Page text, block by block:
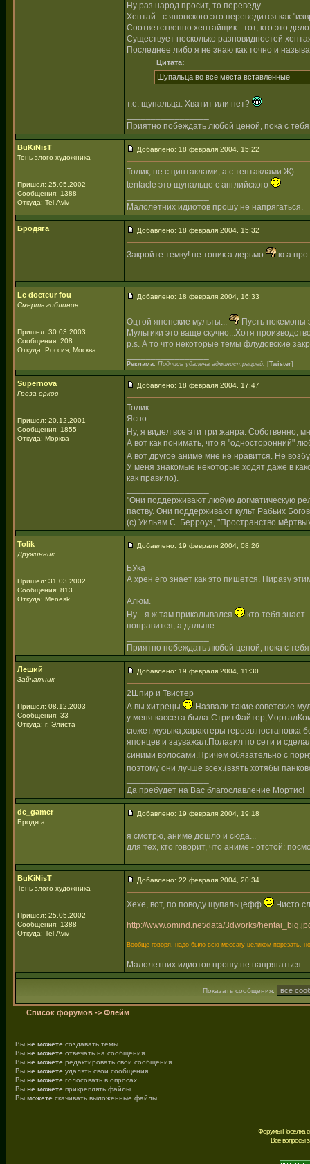
Ну раз народ просит, то переведу.
Хентай - с японского это переводится как
Соответственно хентайщик - тот, кто это
Существует несколько разновидностей
Последнее либо я не знаю как точно и
Цитата:
Шупальца во все места вставленные
т.е. щупальца. Хватит или нет?
Приятно побеждать любой ценой, пока с
BuKiNisT
Тень злого художника
Пришел: 25.05.2002
Сообщения: 1388
Откуда: Tel-Aviv
Добавлено: 18 февраля 2004, 15:22
Толик, не с цинтаклами, а с тентаклами Ж)
tentacle это щупальце с английского
Малолетних идиотов прошу не напрягаться.
Бродяга Добавлено: 18 февраля 2004, 15:32
Закройте темку! не топик а дерьмо ю а про
Le docteur fou
Смерть гоблинов
Пришел: 30.03.2003
Сообщения: 208
Откуда: Россия, Москва
Добавлено: 18 февраля 2004, 16:33
Оцтой японские мульты...
Пусть покемоны
Мультики это ваще скучно...Хотя
p.s. А то что некоторые темы флудовские
Реклама. Подпись удалена администрацией. [Twister]
Supernova
Гроза орков
Пришел: 20.12.2001
Сообщения: 1855
Откуда: Морква
Добавлено: 18 февраля 2004, 17:47
Толик
Ясно.
Ну, я видел все эти три жанра. Собственно,
А вот как понимать, что я "односторонний"
А вот другое аниме мне не нравится. Не
У меня знакомые некоторые ходят даже в
как правило).
"Они поддерживают любую догматическую
паству. Они поддерживают культ Рабьих
(с) Уильям С. Берроуз, "Пространство
Tolik
Дружинник
Пришел: 31.03.2002
Сообщения: 813
Откуда: Menesk
Добавлено: 19 февраля 2004, 08:26
БУка
А хрен его знает как это пишется. Ниразу
Алюм.
Ну... я ж там прикалывался
кто тебя
понравится, а дальше...
Приятно побеждать любой ценой, пока с
Леший
Зайчатник
Пришел: 08.12.2003
Сообщения: 33
Откуда: г. Элиста
Добавлено: 19 февраля 2004, 11:30
2Шпир и Твистер
А вы хитрецы
Назвали такие советские
у меня кассета была-
сюжет,музыка,характеры героев,постановка
японцев и зауважал.Полазил по сети и
синими волосами.Причём обязательно с
поэтому они лучше всех.(взять хотябы
Да пребудет на Вас благославление Мортис!
de_gamer
Бродяга
Добавлено: 19 февраля 2004, 19:18
я смотрю, аниме дошло и сюда...
для тех, кто говорит, что аниме - отстой:
BuKiNisT
Тень злого художника
Пришел: 25.05.2002
Сообщения: 1388
Откуда: Tel-Aviv
Добавлено: 22 февраля 2004, 20:34
Хехе, вот, по поводу щупальцефф Чисто
http://www.omind.net/data/3dworks/
Вообще говоря, надо было всю мессагу целиком порезать,
Малолетних идиотов прошу не напрягаться.
Показать сообщения:
Список форумов -> Флейм
Вы не можете создавать темы
Вы не можете отвечать на сообщения
Вы не можете редактировать свои сообщения
Вы не можете удалять свои сообщения
Вы не можете голосовать в опросах
Вы не можете прикреплять файлы
Вы можете скачивать выложенные файлы
Форумы Поселка
Все вопросы